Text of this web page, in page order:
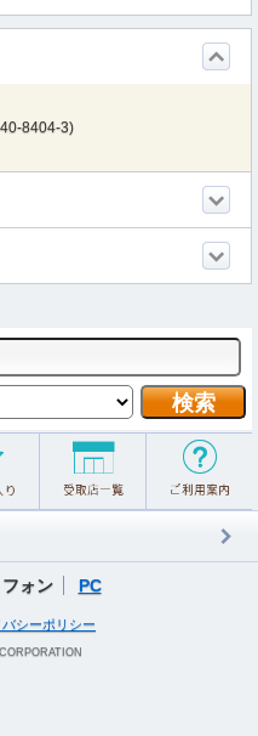
8404-3)
ォン PC
バシーポリシー